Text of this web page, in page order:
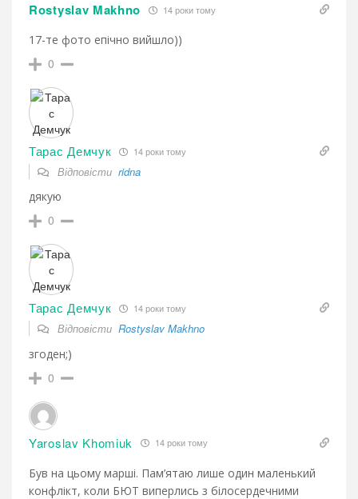
Rostyslav Makhno 14 роки тому
17-те фото епічно вийшло))
0
Тарас Демчук 14 роки тому
Відповісти ridna
дякую
0
Тарас Демчук 14 роки тому
Відповісти Rostyslav Makhno
згоден;)
0
Yaroslav Khomiuk 14 роки тому
Був на цьому марші. Пам’ятаю лише один маленький
конфлікт, коли БЮТ виперлись з білосердечними